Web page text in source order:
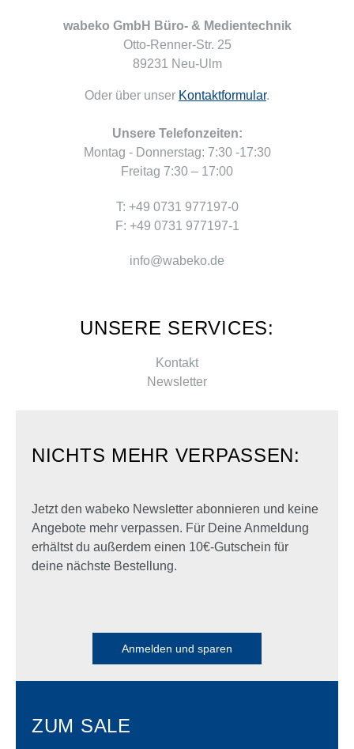
wabeko GmbH Büro- & Medientechnik
Otto-Renner-Str. 25
89231 Neu-Ulm
Oder über unser Kontaktformular.
Unsere Telefonzeiten:
Montag - Donnerstag: 7:30 -17:30
Freitag 7:30 – 17:00
T: +49 0731 977197-0
F: +49 0731 977197-1
info@wabeko.de
UNSERE SERVICES:
Kontakt
Newsletter
NICHTS MEHR VERPASSEN:
Jetzt den wabeko Newsletter abonnieren und keine
Angebote mehr verpassen. Für Deine Anmeldung
erhältst du außerdem einen 10€-Gutschein für
deine nächste Bestellung.
Anmelden und sparen
ZUM SALE